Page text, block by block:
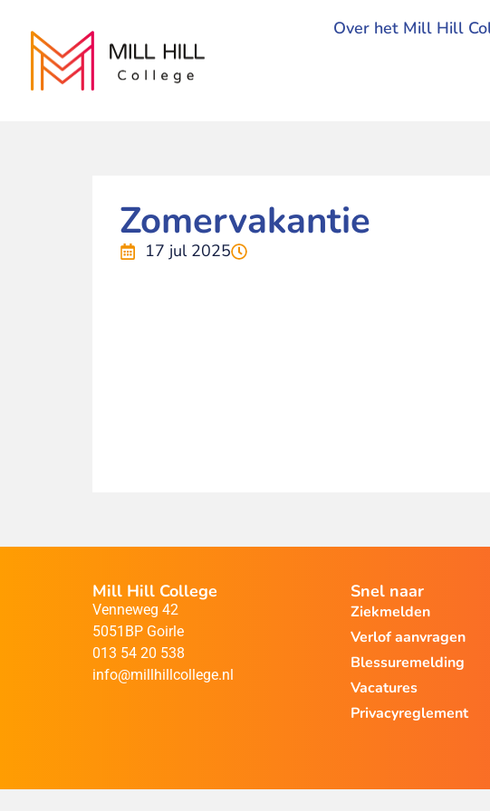
Over het Mill Hill
Zomervakantie
17 jul 2025
Mill Hill College
Venneweg 42
5051BP Goirle
013 54 20 538
info@millhillcollege.nl
Snel naar
Ziekmelden
Verlof aanvragen
Blessuremelding
Vacatures
Privacyreglement